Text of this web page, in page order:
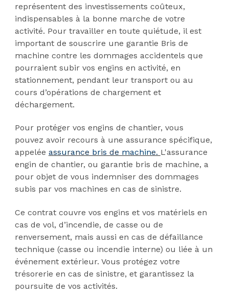
représentent des investissements coûteux,
indispensables à la bonne marche de votre
activité. Pour travailler en toute quiétude, il est
important de souscrire une garantie Bris de
machine contre les dommages accidentels que
pourraient subir vos engins en activité, en
stationnement, pendant leur transport ou au
cours d’opérations de chargement et
déchargement.
Pour protéger vos engins de chantier, vous
pouvez avoir recours à une assurance spécifique,
appelée assurance bris de machine. L'assurance
engin de chantier, ou garantie bris de machine, a
pour objet de vous indemniser des dommages
subis par vos machines en cas de sinistre.
Ce contrat couvre vos engins et vos matériels en
cas de vol, d’incendie, de casse ou de
renversement, mais aussi en cas de défaillance
technique (casse ou incendie interne) ou liée à un
événement extérieur. Vous protégez votre
trésorerie en cas de sinistre, et garantissez la
poursuite de vos activités.